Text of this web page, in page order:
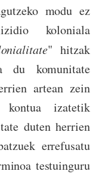
modu ez
koloniala
" hitzak
du komunitate
artean zein
kontua izatetik
duten herrien
errefusatu
testuinguru